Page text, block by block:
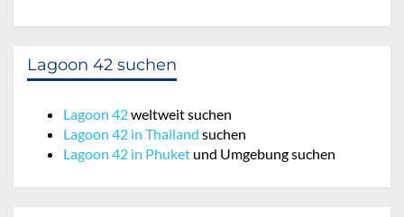
Lagoon 42 suchen
Lagoon 42weltweit suchen
Lagoon 42 in Thailand suchen
Lagoon 42 in Phuket und Umgebung suchen